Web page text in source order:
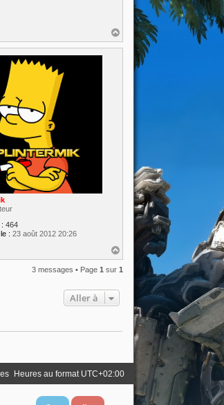
a
u
464
: 23 août 2012 20:26
a
u
3 messages • Page 1sur 1
Aller à
Heures au format UTC+02:00